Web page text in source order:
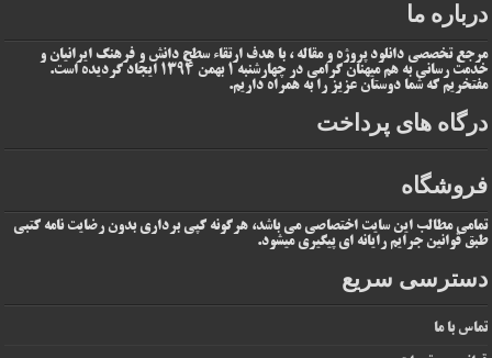
درباره ما
مرجع تخصصی دانلود پروژه و مقاله ، با هدف ارتقاء سطح دانش و فرهنگ ایرانیان و
خدمت رسانی به هم میهنان گرامی در چهارشنبه 1 بهمن 1394 ایجاد گردیده است.
مفتخریم که شما دوستان عزیز را به همراه داریم.
درگاه های پرداخت
فروشگاه
تمامی مطالب این سایت اختصاصی می باشد، هرگونه کپی برداری بدون رضایت نامه کتبی
طبق قوانین جرایم رایانه ای پیگیری میشود.
دسترسی سریع
تماس با ما